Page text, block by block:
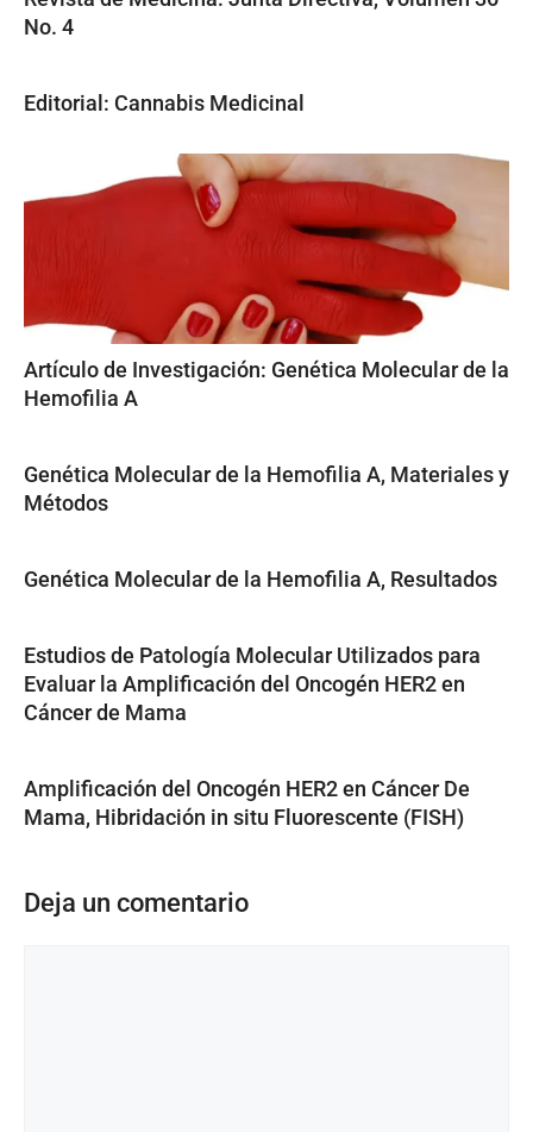
No. 4
Editorial: Cannabis Medicinal
Artículo de Investigación: Genética Molecular de la
Hemofilia A
Genética Molecular de la Hemofilia A, Materiales y
Métodos
Genética Molecular de la Hemofilia A, Resultados
Estudios de Patología Molecular Utilizados para
Evaluar la Amplificación del Oncogén HER2 en
Cáncer de Mama
Amplificación del Oncogén HER2 en Cáncer De
Mama, Hibridación in situ Fluorescente (FISH)
Deja un comentario